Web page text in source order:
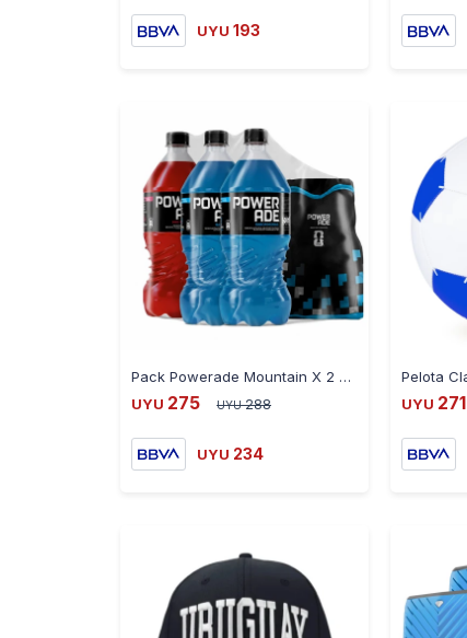
UYU 193
Pack Powerade Mountain X 2 + Frutas Tropicales X 1 y Mochila
UYU 275 UYU 288
UYU 234
UYU 271